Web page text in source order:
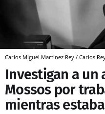
Carlos Miguel Martínez Rey / Carlos
Investigan a un
Mossos por
mientras